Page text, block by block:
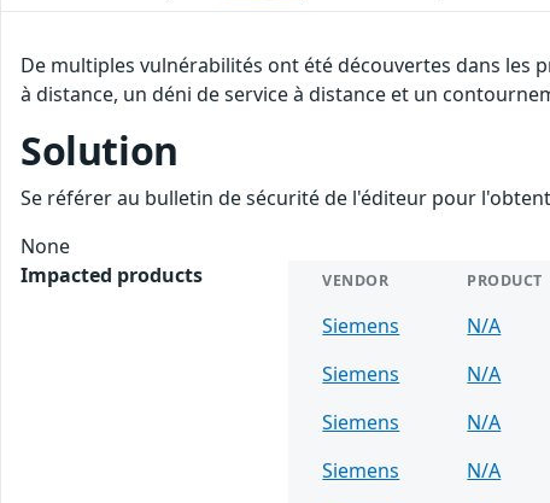
De multiples vulnérabilités ont été découvertes dans
à distance, un déni de service à distance et un
Solution
Se référer au bulletin de sécurité de l'éditeur pour
None
Impacted products
VENDOR PRODUCT
Siemens N/A
Siemens
N/A
Siemens
N/A
Siemens
N/A